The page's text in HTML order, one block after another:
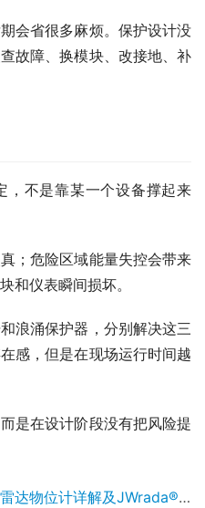
省很多麻烦。保护设计没
故障、换模块、改接地、补
不是靠某一个设备撑起来
危险区域能量失控会带来
和仪表瞬间损坏。
涌保护器，分别解决这三
感，但是在现场运行时间越
在设计阶段没有把风险提
计详解及JWrada®系列应用价值